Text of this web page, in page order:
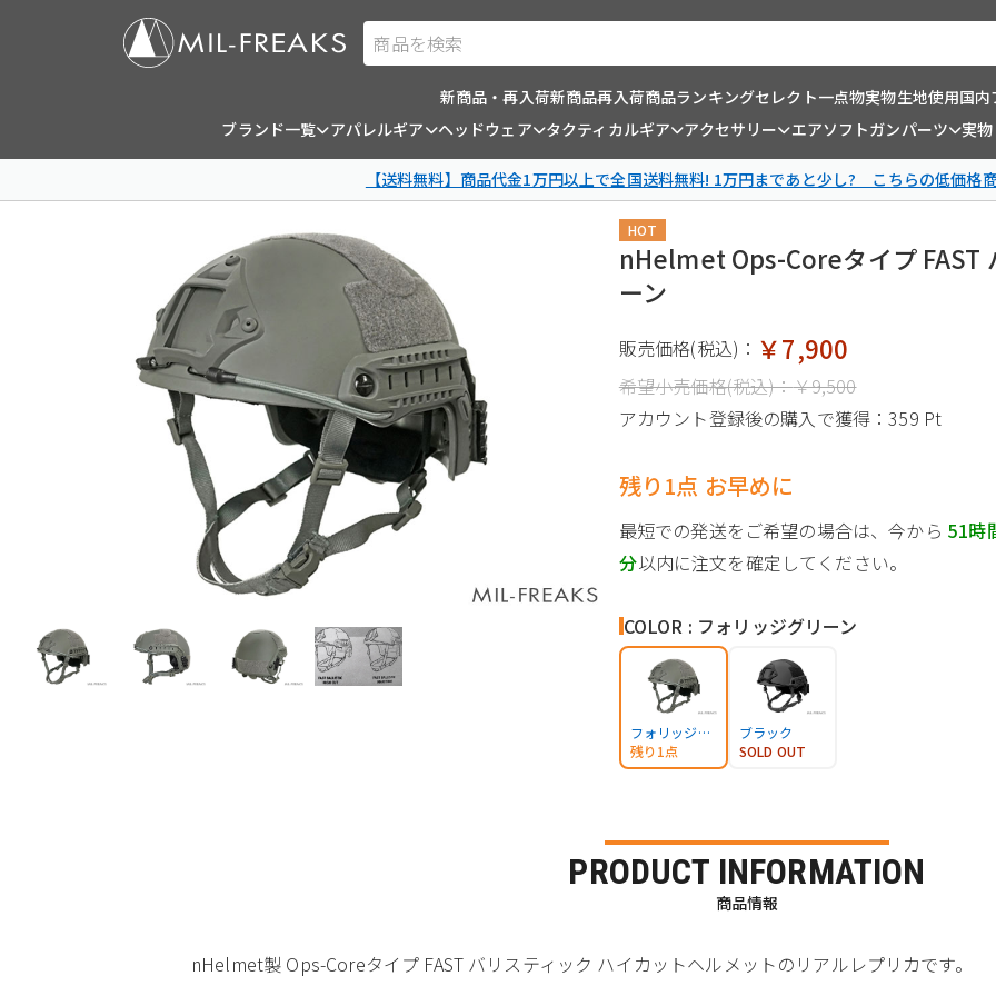
商品を検索
新商品・再入荷新商品再入荷商品ランキングセレクト一点物実物生地使用国内
ブランド一覧
アパレルギア ヘッドウェア タクティカルギア アクセサリー エアソフトガンパーツ 実
【送料無料】商品代金1万円以上で全国送料無料! 1万円まであと少し? こちらの低価格
HOT
nHelmet Ops-Coreタイプ FAST
ーン
販売価格(税込)： ￥7,900
希望小売価格(税込)：￥9,500
アカウント登録後の購入で獲得：359 Pt
残り1点 お早めに
最短での発送をご希望の場合は、今から 51時
分以内に注文を確定してください。
COLOR : フォリッジグリーン
フォリッジグリーン
残り1点
ブラック
SOLD OUT
PRODUCT INFORMATION
商品情報
nHelmet製 Ops-Coreタイプ FAST バリスティック ハイカットヘルメットのリアルレプリカです。